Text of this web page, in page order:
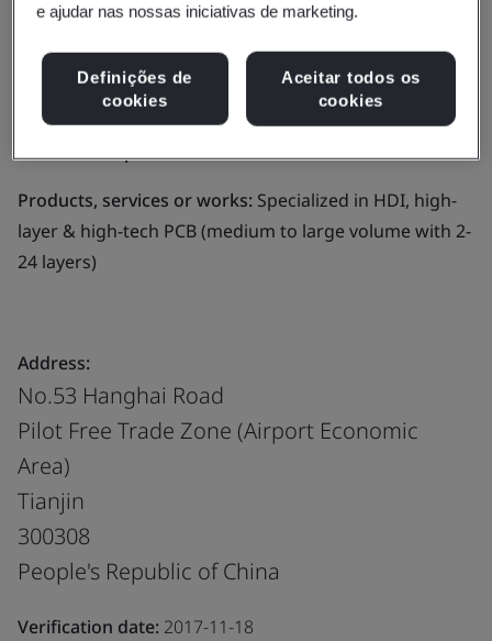
Tianjin Printronics
Circuit Corp.
Business scope:Manufacture of Printed Circuit Boards
Products, services or works: Specialized in HDI, high-
layer & high-tech PCB (medium to large volume with 2-
24 layers)
Address:
No.53 Hanghai Road
Pilot Free Trade Zone (Airport Economic
Area)
Tianjin
300308
People's Republic of China
Verification date: 2017-11-18
e ajudar nas nossas iniciativas de marketing.
Definições de
cookies
Aceitar todos os
cookies